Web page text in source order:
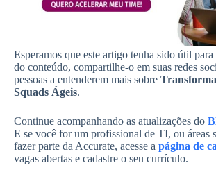
Esperamos que este artigo tenha sido útil
do conteúdo, compartilhe-o em suas redes
pessoas a entenderem mais sobre
Squads Ágeis.
Continue acompanhando as atualizações do
E se você for um profissional de TI, ou áreas
fazer parte da Accurate, acesse a página de
vagas abertas e cadastre o seu currículo.